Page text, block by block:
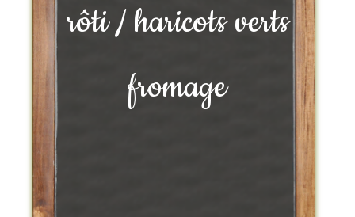
rôti / haricots verts
fromage